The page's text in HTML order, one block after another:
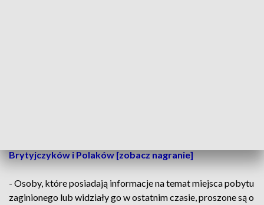
Brytyjczyków i Polaków [zobacz nagranie]
- Osoby, które posiadają informacje na temat miejsca pobytu
zaginionego lub widziały go w ostatnim czasie, proszone są o